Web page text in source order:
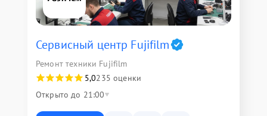
Сервисный центр Fujifilm
Ремонт техники Fujifilm
5,0235 оценки
Открыто до 21:00